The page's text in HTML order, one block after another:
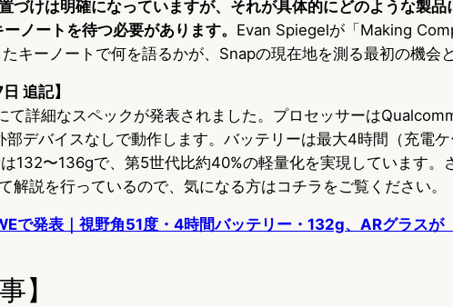
づけは明確になっていますが、それが具体的にどのような製品
ノートを待つ必要があります。 Evan Spiegelが「Making
キーノートで何を語るかが、Snapの現在地を測る最初の機会
追記】
て詳細なスペックが発表されました。プロセッサーは
部デバイスなしで動作します。バッテリーは最大4時間（充電
132〜136gで、第5世代比約40%の軽量化を実現しています。
解説を行っているので、気になる方はコチラをご覧ください。
で発表｜視野角51度・4時間バッテリー・132g、ARグラスが
】